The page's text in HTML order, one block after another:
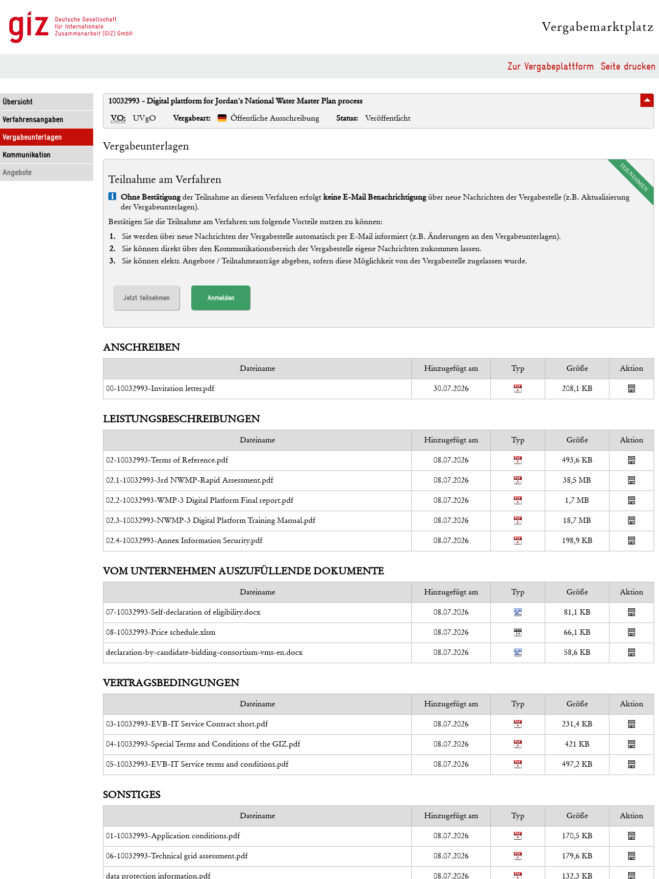
Vergabemarktplatz
Zur Vergabeplattform Seite drucken
Übersicht
Verfahrensangaben
Vergabeunterlagen
Kommunikation
Angebote
10032993 - Digital plattform for Jordan's National Water Master Plan process
VO:
UVgO Vergabeart: Öffentliche Ausschreibung Status: Veröffentlicht
Vergabeunterlagen
TEILNEHMEN
Teilnahme am Verfahren
Info
Ohne Bestätigungder Teilnahme an diesem Verfahren erfolgt keine E-Mail Benachrichtigungüber neue Nachrichten der Vergabestelle (z.B. Aktualisierung
der Vergabeunterlagen).
Bestätigen Sie die Teilnahme am Verfahren um folgende Vorteile nutzen zu können:
Sie werden über neue Nachrichten der Vergabestelle automatisch per E-Mail informiert (z.B. Änderungen an den Vergabeunterlagen).
Sie können direkt über den Kommunikationsbereich der Vergabestelle eigene Nachrichten zukommen lassen.
Sie können elektr. Angebote / Teilnahmeanträge abgeben, sofern diese Möglichkeit von der Vergabestelle zugelassen wurde.
Jetzt teilnehmen Anmelden
ANSCHREIBEN
Dateiname Hinzugefügt am Typ Größe Aktion
00-10032993-Invitation letter.pdf 30.07.2026 208,1 KB
LEISTUNGSBESCHREIBUNGEN
Dateiname Hinzugefügt am Typ Größe Aktion
02-10032993-Terms of Reference.pdf 08.07.2026 493,6 KB
02.1-10032993-3rd NWMP-Rapid Assessment.pdf 08.07.2026 38,5 MB
02.2-10032993-WMP-3 Digital Platform Final report.pdf 08.07.2026 1,7 MB
02.3-10032993-NWMP-3 Digital Platform Training Manual.pdf 08.07.2026 18,7 MB
02.4-10032993-Annex Information Security.pdf 08.07.2026 198,9 KB
VOM UNTERNEHMEN AUSZUFÜLLENDE DOKUMENTE
Dateiname Hinzugefügt am Typ Größe Aktion
07-10032993-Self-declaration of eligibility.docx 08.07.2026 81,1 KB
08-10032993-Price schedule.xlsm 08.07.2026 66,1 KB
declaration-by-candidate-bidding-consortium-vms-en.docx 08.07.2026 58,6 KB
VERTRAGSBEDINGUNGEN
Dateiname Hinzugefügt am Typ Größe Aktion
03-10032993-EVB-IT Service Contract short.pdf 08.07.2026 231,4 KB
04-10032993-Special Terms and Conditions of the GIZ.pdf 08.07.2026 421 KB
05-10032993-EVB-IT Service terms and conditions.pdf 08.07.2026 497,2 KB
SONSTIGES
Dateiname Hinzugefügt am Typ Größe Aktion
01-10032993-Application conditions.pdf 08.07.2026 170,5 KB
06-10032993-Technical grid assessment.pdf 08.07.2026 179,6 KB
data protection information.pdf 08.07.2026 132,3 KB